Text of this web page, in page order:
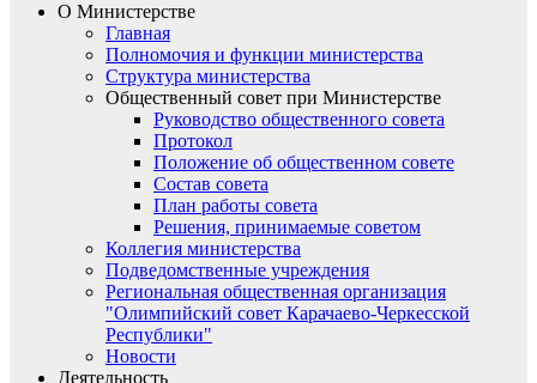
О Министерстве
Главная
Полномочия и функции министерства
Структура министерства
Общественный совет при Министерстве
Руководство общественного совета
Протокол
Положение об общественном совете
Состав совета
План работы совета
Решения, принимаемые советом
Коллегия министерства
Подведомственные учреждения
Региональная общественная организация
"Олимпийский совет Карачаево-Черкесской
Республики"
Новости
Деятельность